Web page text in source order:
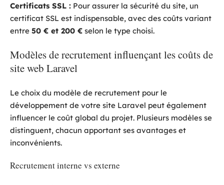
Certificats SSL : Pour assurer la sécurité du site, un
certificat SSL est indispensable, avec des coûts variant
entre 50 € et 200 € selon le type choisi.
Modèles de recrutement influençant les coûts de
site web Laravel
Le choix du modèle de recrutement pour le
développement de votre site Laravel peut également
influencer le coût global du projet. Plusieurs modèles se
distinguent, chacun apportant ses avantages et
inconvénients.
Recrutement interne vs externe